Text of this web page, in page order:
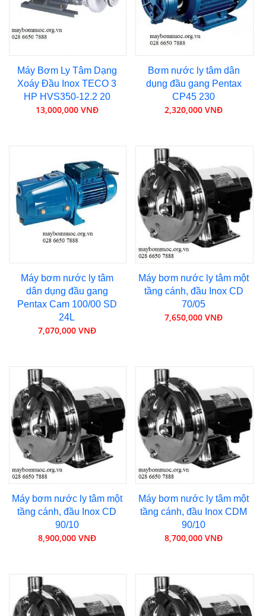
Máy Bơm Ly Tâm Dạng
Xoáy Đầu Inox TECO 3
HP HVS350-12.2 20
13,000,000 VNĐ
Bơm nước ly tâm dân
dụng đầu gang Pentax
CP45 230
2,320,000 VNĐ
Máy bơm nước ly tâm
dân dụng đầu gang
Pentax Cam 100/00 SD
24L
7,070,000 VNĐ
Máy bơm nước ly tâm một
tầng cánh, đầu Inox CD
70/05
7,650,000 VNĐ
Máy bơm nước ly tâm một
tầng cánh, đầu Inox CD
90/10
8,900,000 VNĐ
Máy bơm nước ly tâm một
tầng cánh, đầu Inox CDM
90/10
8,700,000 VNĐ